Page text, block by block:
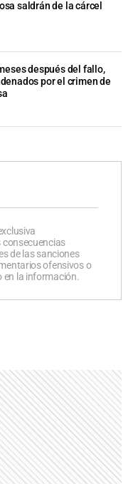
saldrán de la cárcel
después del fallo,
por el crimen de
consecuencias
de las sanciones
ofensivos o
en la información.